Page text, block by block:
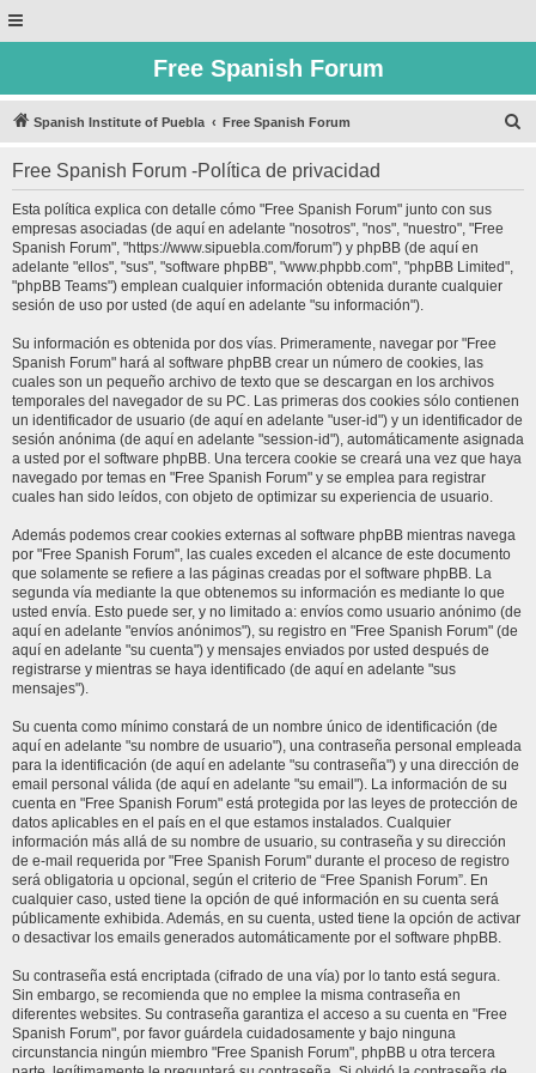
Free Spanish Forum
Spanish Institute of Puebla Free Spanish Forum
Free Spanish Forum -Política de privacidad
Esta política explica con detalle cómo "Free Spanish Forum" junto con sus
empresas asociadas (de aquí en adelante "nosotros", "nos", "nuestro", "Free
Spanish Forum", "https://www.sipuebla.com/forum") y phpBB (de aquí en
adelante "ellos", "sus", "software phpBB", "www.phpbb.com", "phpBB Limited",
"phpBB Teams") emplean cualquier información obtenida durante cualquier
sesión de uso por usted (de aquí en adelante "su información").
Su información es obtenida por dos vías. Primeramente, navegar por "Free
Spanish Forum" hará al software phpBB crear un número de cookies, las
cuales son un pequeño archivo de texto que se descargan en los archivos
temporales del navegador de su PC. Las primeras dos cookies sólo contienen
un identificador de usuario (de aquí en adelante "user-id") y un identificador de
sesión anónima (de aquí en adelante "session-id"), automáticamente asignada
a usted por el software phpBB. Una tercera cookie se creará una vez que haya
navegado por temas en "Free Spanish Forum" y se emplea para registrar
cuales han sido leídos, con objeto de optimizar su experiencia de usuario.
Además podemos crear cookies externas al software phpBB mientras navega
por "Free Spanish Forum", las cuales exceden el alcance de este documento
que solamente se refiere a las páginas creadas por el software phpBB. La
segunda vía mediante la que obtenemos su información es mediante lo que
usted envía. Esto puede ser, y no limitado a: envíos como usuario anónimo (de
aquí en adelante "envíos anónimos"), su registro en "Free Spanish Forum" (de
aquí en adelante "su cuenta") y mensajes enviados por usted después de
registrarse y mientras se haya identificado (de aquí en adelante "sus
mensajes").
Su cuenta como mínimo constará de un nombre único de identificación (de
aquí en adelante "su nombre de usuario"), una contraseña personal empleada
para la identificación (de aquí en adelante "su contraseña") y una dirección de
email personal válida (de aquí en adelante "su email"). La información de su
cuenta en "Free Spanish Forum" está protegida por las leyes de protección de
datos aplicables en el país en el que estamos instalados. Cualquier
información más allá de su nombre de usuario, su contraseña y su dirección
de e-mail requerida por "Free Spanish Forum" durante el proceso de registro
será obligatoria u opcional, según el criterio de “Free Spanish Forum”. En
cualquier caso, usted tiene la opción de qué información en su cuenta será
públicamente exhibida. Además, en su cuenta, usted tiene la opción de activar
o desactivar los emails generados automáticamente por el software phpBB.
Su contraseña está encriptada (cifrado de una vía) por lo tanto está segura.
Sin embargo, se recomienda que no emplee la misma contraseña en
diferentes websites. Su contraseña garantiza el acceso a su cuenta en "Free
Spanish Forum", por favor guárdela cuidadosamente y bajo ninguna
circunstancia ningún miembro "Free Spanish Forum", phpBB u otra tercera